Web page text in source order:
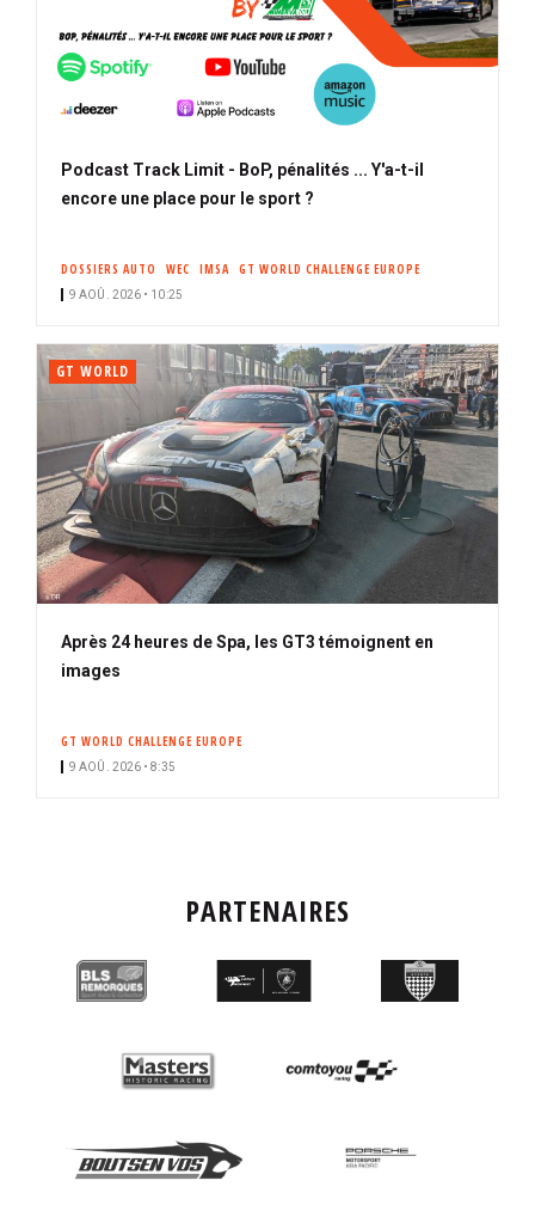
Podcast Track Limit - BoP, pénalités ... Y'a-t-il
encore une place pour le sport ?
DOSSIERS AUTO WEC IMSA GT WORLD CHALLENGE EUROPE
9 AOÛ. 2026 • 10:25
GT WORLD
Après 24 heures de Spa, les GT3 témoignent en
images
GT WORLD CHALLENGE EUROPE
9 AOÛ. 2026 • 8:35
PARTENAIRES